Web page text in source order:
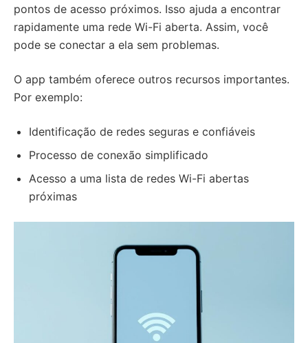
pontos de acesso próximos. Isso ajuda a encontrar
rapidamente uma rede Wi-Fi aberta. Assim, você
pode se conectar a ela sem problemas.
O app também oferece outros recursos importantes.
Por exemplo:
Identificação de redes seguras e confiáveis
Processo de conexão simplificado
Acesso a uma lista de redes Wi-Fi abertas
próximas